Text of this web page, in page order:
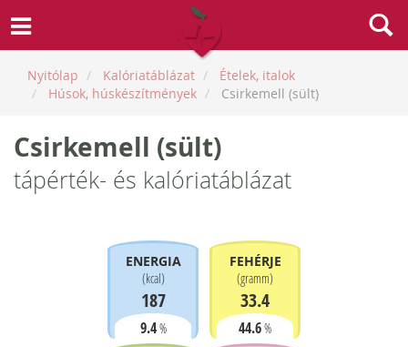
Nyitólap Kalóriatáblázat
Ételek, italok
Húsok, húskészítmények
Csirkemell (sült)
Csirkemell (sült)
tápérték- és kalóriatáblázat
ENERGIA
(kcal)
187
9.4%
FEHÉRJE
(gramm)
33.4
44.6%